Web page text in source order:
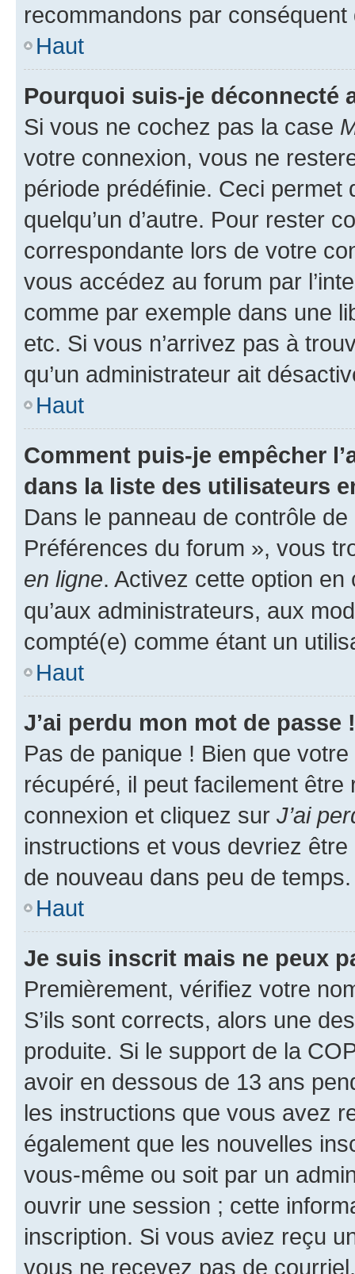
recommandons par conséquent
Haut
Pourquoi suis-je déconnecté
Si vous ne cochez pas la case
votre connexion, vous ne
période prédéfinie. Ceci permet
quelqu’un d’autre. Pour rester
correspondante lors de votre
vous accédez au forum par
comme par exemple dans une
etc. Si vous n’arrivez pas à
qu’un administrateur ait
Haut
Comment puis-je empêcher
dans la liste des utilisateurs
Dans le panneau de contrôle
Préférences du forum », vous
en ligne. Activez cette option
qu’aux administrateurs, aux
compté(e) comme étant un
Haut
J’ai perdu mon mot de passe !
Pas de panique ! Bien que
récupéré, il peut facilement
connexion et cliquez sur J’ai
instructions et vous devriez
de nouveau dans peu de temps.
Haut
Je suis inscrit mais ne peux
Premièrement, vérifiez votre
S’ils sont corrects, alors une
produite. Si le support de la
avoir en dessous de 13 ans
les instructions que vous avez
également que les nouvelles
vous-même ou soit par un
ouvrir une session ; cette
inscription. Si vous aviez reçu
vous ne recevez pas de